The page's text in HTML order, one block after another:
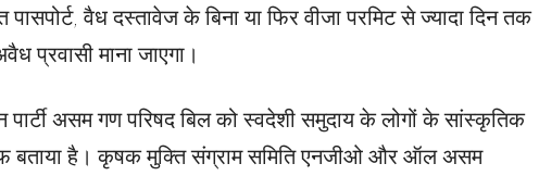
पासपोर्ट, वैध दस्तावेज के बिना या फिर वीजा परमिट से ज्यादा दिन तक
प्रवासी माना जाएगा।
असम गण परिषद बिल को स्वदेशी समुदाय के लोगों के सांस्कृतिक
बताया है। कृषक मुक्ति संग्राम समिति एनजीओ और ऑल असम